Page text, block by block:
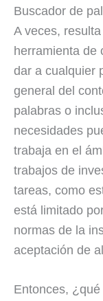
Buscador de
A veces,
herramienta de
dar a cualquier
general del
palabras o
necesidades
trabaja en el
trabajos de
tareas, como
está limitado
normas de la
aceptación de
Entonces,